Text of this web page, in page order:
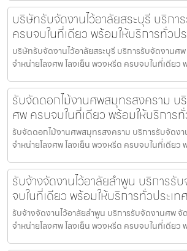
บริษัทรับจัดงานไว้อาลัยสระบุรี บริกา
ครบจบในที่เดียว พร้อมให้บริการทั่วป
บริษัทรับจัดงานไว้อาลัยสระบุรี บริการรับจัดงานศ
จำหน่ายโลงศพ โลงเย็น พวงหรีด ครบจบในที่เดียว
รับจัดดอกไม้งานศพสมุทรสงคราม บ
ศพ ครบจบในที่เดียว พร้อมให้บริการ
รับจัดดอกไม้งานศพสมุทรสงคราม บริการรับจัดง
จำหน่ายโลงศพ โลงเย็น พวงหรีด ครบจบในที่เดียว
รับจ้างจัดงานไว้อาลัยลำพูน บริการรั
จบในที่เดียว พร้อมให้บริการทั่วประเท
รับจ้างจัดงานไว้อาลัยลำพูน บริการรับจัดงานศพ
จำหน่ายโลงศพ โลงเย็น พวงหรีด ครบจบในที่เดียว